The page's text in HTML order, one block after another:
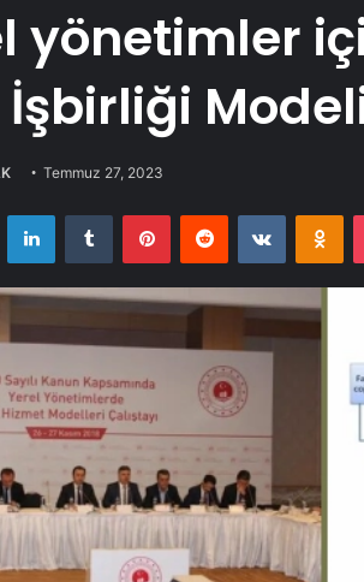
yönetimler
İşbirliği
Temmuz 27, 2023
LinkedInTumblr PinterestReddit VKontakte